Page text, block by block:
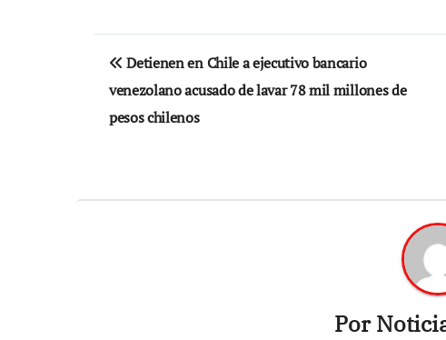
Navegación
de
entradas
Detienen en Chile a ejecutivo bancario
venezolano acusado de lavar 78 mil millones de
pesos chilenos
Por